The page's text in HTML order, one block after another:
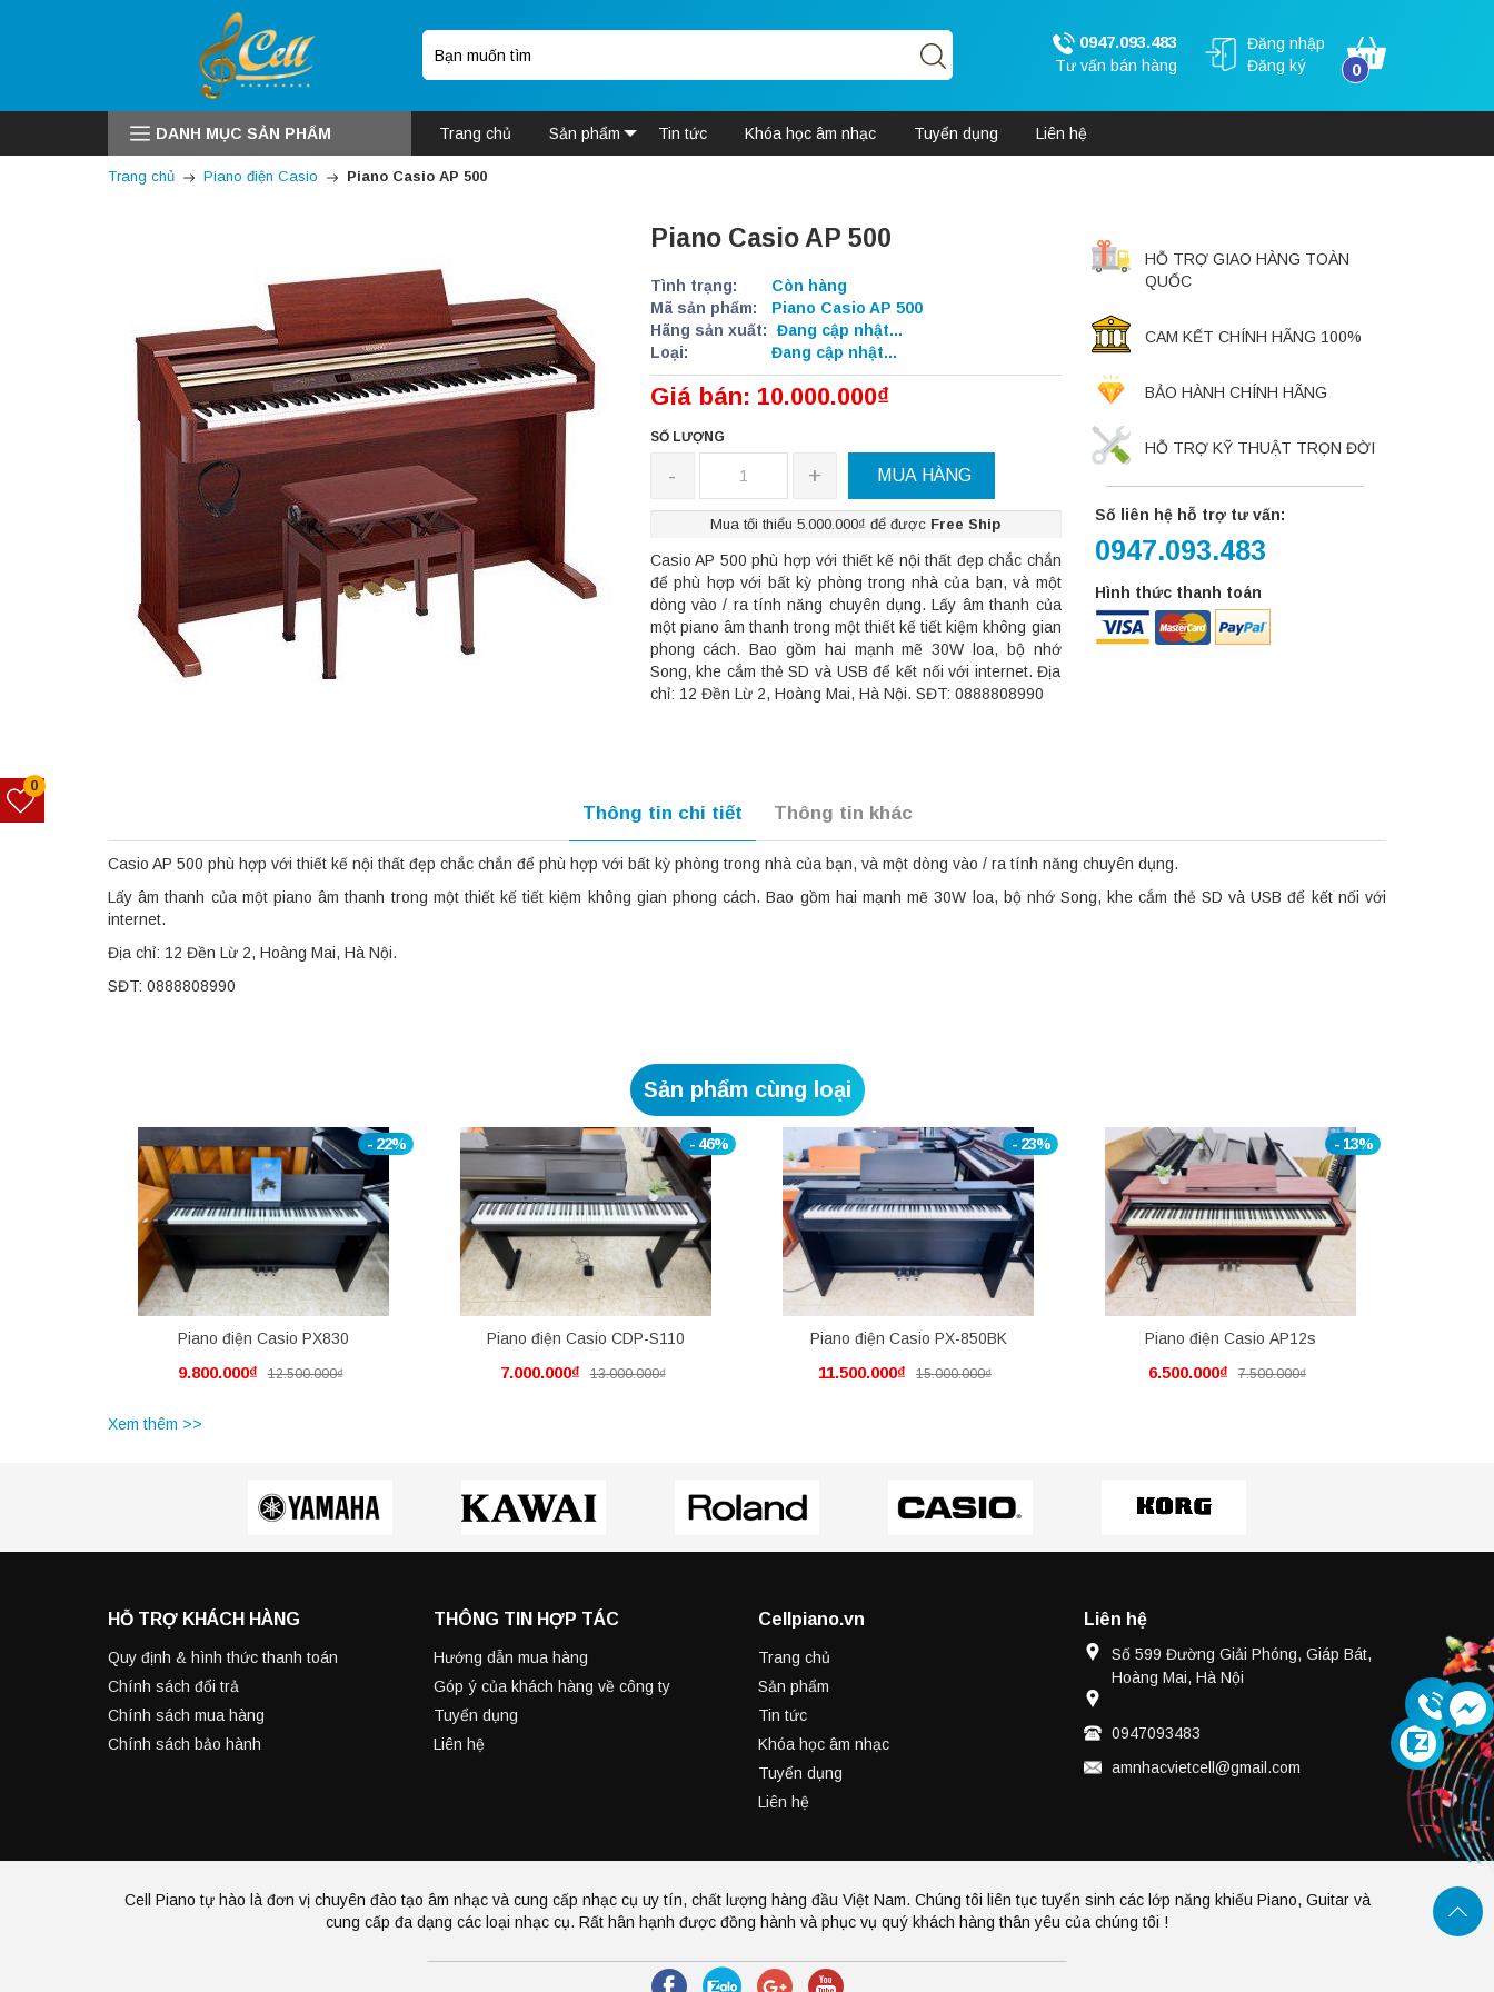
0947.093.483
Tư vấn bán hàng
Đăng nhập
Đăng ký
0
DANH MỤC SẢN PHẨM Trang chủ Sản phẩm Tin tức Khóa học âm nhạc Tuyển dụng Liên hệ
Trang chủ Piano điện Casio Piano Casio AP 500
Piano Casio AP 500
Tình trạng:
Còn hàng
Mã sản phẩm:
Piano Casio AP 500
Hãng sản xuất:
Đang cập nhật...
Loại:
Đang cập nhật...
Giá bán: 10.000.000₫
SỐ LƯỢNG
- + MUA HÀNG
Mua tối thiểu 5.000.000₫ để được Free Ship
Casio AP 500 phù hợp với thiết kế nội thất đẹp chắc chắn
để phù hợp với bất kỳ phòng trong nhà của bạn, và một
dòng vào / ra tính năng chuyên dụng. Lấy âm thanh của
một piano âm thanh trong một thiết kế tiết kiệm không gian
phong cách. Bao gồm hai mạnh mẽ 30W loa, bộ nhớ
Song, khe cắm thẻ SD và USB để kết nối với internet. Địa
chỉ: 12 Đền Lừ 2, Hoàng Mai, Hà Nội. SĐT: 0888808990
HỖ TRỢ GIAO HÀNG TOÀN
QUỐC
CAM KẾT CHÍNH HÃNG 100%
BẢO HÀNH CHÍNH HÃNG
HỖ TRỢ KỸ THUẬT TRỌN ĐỜI
Số liên hệ hỗ trợ tư vấn:
0947.093.483
Hình thức thanh toán
Thông tin chi tiết Thông tin khác
Casio AP 500 phù hợp với thiết kế nội thất đẹp chắc chắn để phù hợp với bất kỳ phòng trong nhà của bạn, và một dòng vào / ra tính năng chuyên dụng.
Lấy âm thanh của một piano âm thanh trong một thiết kế tiết kiệm không gian phong cách. Bao gồm hai mạnh mẽ 30W loa, bộ nhớ Song, khe cắm thẻ SD và USB để kết nối với
internet.
Địa chỉ: 12 Đền Lừ 2, Hoàng Mai, Hà Nội.
SĐT: 0888808990
Sản phẩm cùng loại
- 22%
Piano điện Casio PX830
9.800.000₫ 12.500.000₫
- 46%
Piano điện Casio CDP-S110
7.000.000₫ 13.000.000₫
- 23%
Piano điện Casio PX-850BK
11.500.000₫ 15.000.000₫
- 13%
Piano điện Casio AP12s
6.500.000₫ 7.500.000₫
Xem thêm >>
HỖ TRỢ KHÁCH HÀNG
Quy định & hình thức thanh toán
Chính sách đổi trả
Chính sách mua hàng
Chính sách bảo hành
THÔNG TIN HỢP TÁC
Hướng dẫn mua hàng
Góp ý của khách hàng về công ty
Tuyển dụng
Liên hệ
Cellpiano.vn
Trang chủ
Sản phẩm
Tin tức
Khóa học âm nhạc
Tuyển dụng
Liên hệ
Liên hệ
Số 599 Đường Giải Phóng, Giáp Bát,
Hoàng Mai, Hà Nội
0947093483
amnhacvietcell@gmail.com
Cell Piano tự hào là đơn vị chuyên đào tạo âm nhạc và cung cấp nhạc cụ uy tín, chất lượng hàng đầu Việt Nam. Chúng tôi liên tục tuyển sinh các lớp năng khiếu Piano, Guitar và
cung cấp đa dạng các loại nhạc cụ. Rất hân hạnh được đồng hành và phục vụ quý khách hàng thân yêu của chúng tôi !
0